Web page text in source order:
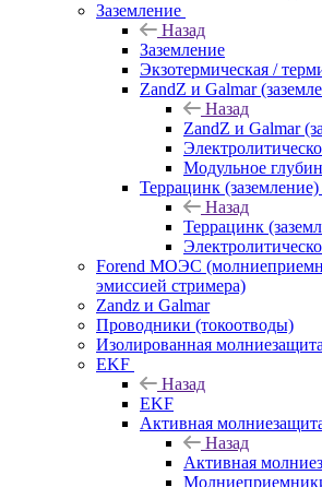
Заземление
Назад
Заземление
Экзотермическая /
ZandZ и Galmar
Назад
ZandZ и Galmar
Модульное
Террацинк (заземление)
Назад
Террацинк
Forend МОЭС
эмиссией стримера)
Zandz и Galmar
Проводники (токоотводы)
Изолированная молниезащита
EKF
Назад
EKF
Активная
Назад
Активная